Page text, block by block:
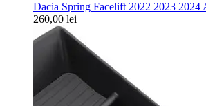
Dacia Spring Facelift 2022 2023 2024
260,00 lei